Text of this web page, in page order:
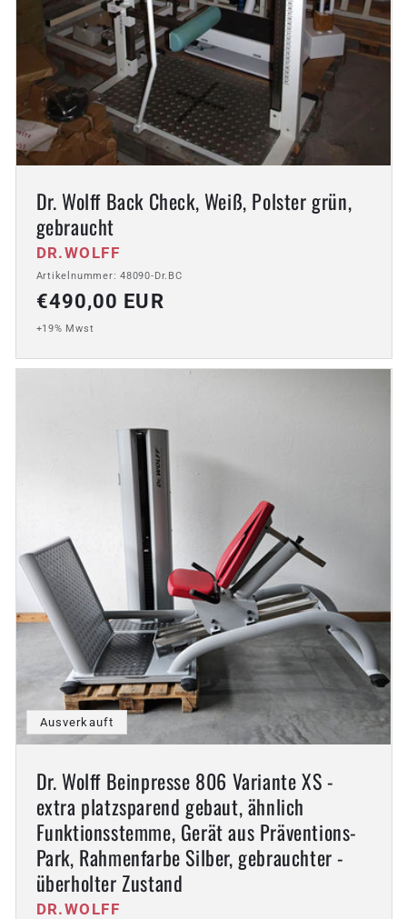
Dr. Wolff Back Check, Weiß, Polster grün,
gebraucht
Anbieter:
DR.WOLFF
Artikelnummer: 48090-Dr.BC
Normaler
Preis
€490,00 EUR
+19% Mwst
Ausverkauft
Dr. Wolff Beinpresse 806 Variante XS -
extra platzsparend gebaut, ähnlich
Funktionsstemme, Gerät aus Präventions-
Park, Rahmenfarbe Silber, gebrauchter -
überholter Zustand
Anbieter:
DR.WOLFF